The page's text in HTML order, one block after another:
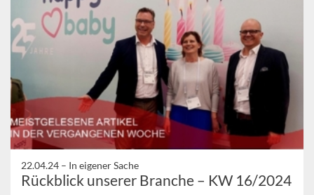
22.04.24 – In eigener Sache
Rückblick unserer Branche – KW 16/2024